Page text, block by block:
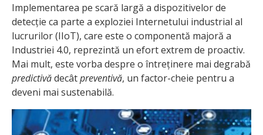
Implementarea pe scară largă a dispozitivelor de
detecție ca parte a exploziei Internetului industrial al
lucrurilor (IIoT), care este o componentă majoră a
Industriei 4.0, reprezintă un efort extrem de proactiv.
Mai mult, este vorba despre o întreținere mai degrabă
predictivădecâtpreventivă, un factor-cheie pentru a
deveni mai sustenabilă.